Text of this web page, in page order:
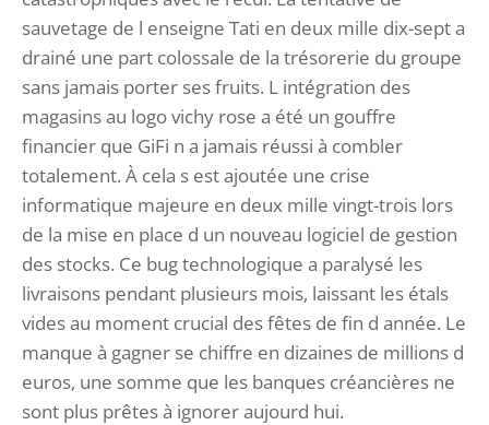
sauvetage de l enseigne Tati en deux mille dix-sept a
drainé une part colossale de la trésorerie du groupe
sans jamais porter ses fruits. L intégration des
magasins au logo vichy rose a été un gouffre
financier que GiFi n a jamais réussi à combler
totalement. À cela s est ajoutée une crise
informatique majeure en deux mille vingt-trois lors
de la mise en place d un nouveau logiciel de gestion
des stocks. Ce bug technologique a paralysé les
livraisons pendant plusieurs mois, laissant les étals
vides au moment crucial des fêtes de fin d année. Le
manque à gagner se chiffre en dizaines de millions d
euros, une somme que les banques créancières ne
sont plus prêtes à ignorer aujourd hui.